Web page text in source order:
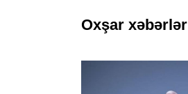
Oxşar xəbərlər